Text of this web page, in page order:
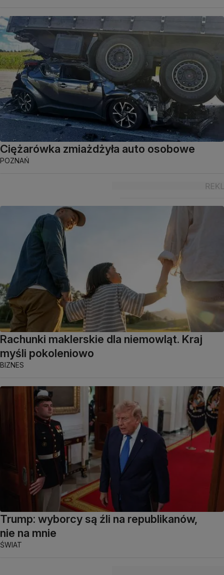
Ciężarówka zmiażdżyła auto osobowe
POZNAŃ
Rachunki maklerskie dla niemowląt. Kraj
myśli pokoleniowo
BIZNES
Trump: wyborcy są źli na republikanów,
nie na mnie
ŚWIAT